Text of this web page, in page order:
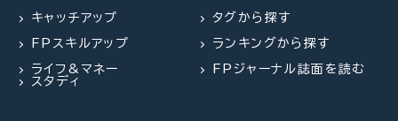
FP相談事例 2026.07.29
61歳・再雇用で働く夫は即リタイア
FP・専門家に聞く
を外れて社会保険料を払うのは
FPトレンドウォッチ
え・リノベがより円滑に
キャッチアップ
FPスキルアップ
ライフ&マネー
スタディ
タグから探す
ランキングから探す
FPジャーナル誌面を読む